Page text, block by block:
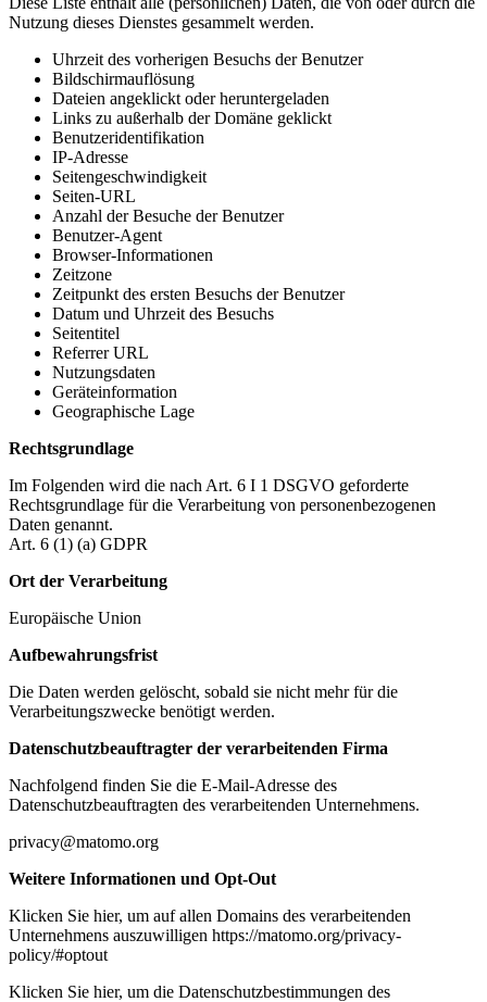
Nutzung dieses Dienstes gesammelt werden.
Uhrzeit des vorherigen Besuchs der Benutzer
Bildschirmauflösung
Dateien angeklickt oder heruntergeladen
Links zu außerhalb der Domäne geklickt
Benutzeridentifikation
IP-Adresse
Seitengeschwindigkeit
Seiten-URL
Anzahl der Besuche der Benutzer
Benutzer-Agent
Browser-Informationen
Zeitzone
Zeitpunkt des ersten Besuchs der Benutzer
Datum und Uhrzeit des Besuchs
Seitentitel
Referrer URL
Nutzungsdaten
Geräteinformation
Geographische Lage
Rechtsgrundlage
Im Folgenden wird die nach Art. 6 I 1 DSGVO geforderte
Rechtsgrundlage für die Verarbeitung von personenbezogenen
Daten genannt.
Art. 6 (1) (a) GDPR
Ort der Verarbeitung
Europäische Union
Aufbewahrungsfrist
Die Daten werden gelöscht, sobald sie nicht mehr für die
Verarbeitungszwecke benötigt werden.
Datenschutzbeauftragter der verarbeitenden Firma
Nachfolgend finden Sie die E-Mail-Adresse des
Datenschutzbeauftragten des verarbeitenden Unternehmens.
privacy@matomo.org
Weitere Informationen und Opt-Out
Klicken Sie hier, um auf allen Domains des verarbeitenden
Unternehmens auszuwilligen https://matomo.org/privacy-
policy/#optout
Klicken Sie hier, um die Datenschutzbestimmungen des